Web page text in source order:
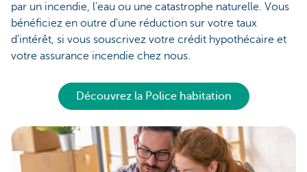
par un incendie, l'eau ou une catastrophe naturelle. Vous
bénéficiez en outre d'une réduction sur votre taux
d'intérêt, si vous souscrivez votre crédit hypothécaire et
votre assurance incendie chez nous.
Découvrez la Police habitation